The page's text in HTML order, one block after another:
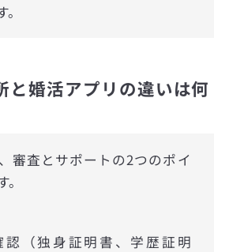
と婚活アプリの違いは何
審査とサポートの2つのポイ
認（独身証明書、学歴証明